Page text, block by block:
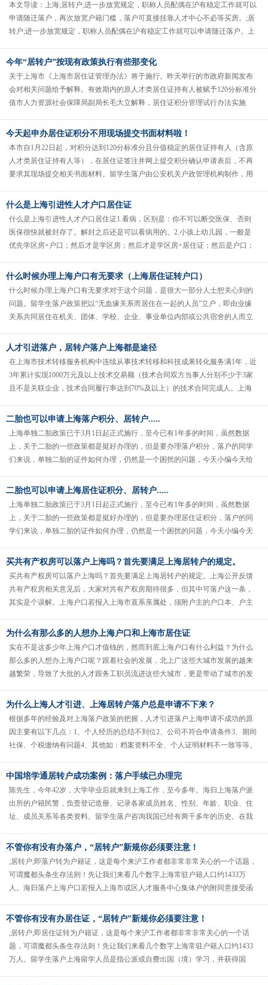
本文导读：上海;居转户;进一步放宽规定，职称人员配偶在沪有稳定工作就可以
申请随迁落户，再次放宽户籍门槛，落户可直接挂靠人才中心不必等买房。;居
转户;进一步放宽规定，职称人员配偶在沪有稳定工作就可以申请随迁落户。上
今年“居转户”按现有政策执行有些那变化
关于上海市《上海市居住证管理办法》将于施行。昨天举行的市政府新闻发布
会对相关问题给予解释。有效期内的原人才类居住证持有人被赋予120分标准分
值市人力资源社会保障局副局长毛大立解释，居住证积分管理试行办法实施
今天起申办居住证积分不用现场提交书面材料啦！
本市自1月22日起，对积分达到120分标准分且分值稳定的居住证持有人（含原
人才类居住证持有人等），在居住证签注并网上提交积分确认申请表后，不再
要求其现场提交相关书面材料。留学生落户由公安机关户政管理机构制作，用
什么是上海引进性人才户口居住证
什么是上海引进性人才户口居住证1.看病，区别是：你不可以断交医保、否则
医保很快就被封存了。解封之后还是可以看病用的。2.小孩上幼儿园，一般是
优先学区房+户口；然后才是学区房；然后才是学区房+居住证；然后是户口；
什么时候办理上海户口有无要求（上海居住证转户口）
什么时候办理上海户口有无要求对于这个问题，是很大一部分人士想关心到的
问题。留学生落户政策把以“无血缘关系而居住在一起的人员”立户，即由业缘
关系共同居住在机关、团体、学校、企业、事业单位内部或公共宿舍的人而立
人才引进落户，居转户落户上海都是途径
在上海市技术转移服务机构中连续从事技术转移和科技成果转化服务满1年，近
3年累计实现1000万元及以上技术交易额（技术合同双方当事人分别不少于3家
且不是关联企业，技术合同履行率达到70%及以上）的技术合同完成人。上海
二胎也可以申请上海落户积分、居转户.....
上海单独二胎政策已于3月1日起正式施行，至今已有1年多的时间，虽然数据
上，关于二胎的一些政策都是挺好办理的，但是要办理落户积分，落户的同学
们来说，单独二胎的证件如何办理，仍然是一个困扰的问题，今天小编今天给
二胎也可以申请上海居住证积分、居转户.....
上海单独二胎政策已于3月1日起正式施行，至今已有1年多的时间，虽然数据
上，关于二胎的一些政策都是挺好办理的，但是要办理居住证积分，落户的同
学们来说，单独二胎的证件如何办理，仍然是一个困扰的问题，今天小编今天
买共有产权房可以落户上海吗？首先要满足上海居转户的规定。
买共有产权房可以落户上海吗？首先要满足上海居转户的规定。上海公开反馈
共有产权房相关意见后，大家对共有产权房期待很多，但其中可落户这一条，
其实是个误解。上海户口若报入上海市直系亲属处，须附户主的户口本、户主
为什么有那么多的人想办上海户口和上海市居住证
实在不是这多少年上海户口才值钱的，然而到底上海户口有什么利益？为什么
那么多的人想办上海户口呢？跟着社会的发展，北上广这些大城市发展的越来
越繁荣，导致了大批的人才跟务工职员流进这些大城市，更是带动了城市的发
为什么上海人才引进、上海居转户落户总是申请不下来？
根据多年的经验及对上海落户政策的把握，人才引进落户上海申请不成功的原
因主要有以下几点：1、个人经历的总结不到位2、公司不符合申请条件3、期间
社保、个税缴纳有问题4、其他如：档案资料不全、个人证明材料不一致等等。
中国培学通居转户成功案例：落户手续已办理完
陈先生，今年42岁，大学毕业后就来到上海工作，至今多年。海归上海落户派
出所的户籍民警，负责登记造册、记录各家成员姓名、性别、年龄、职业、住
址、成员关系等各类资料。留学生落户咨询我国已经有两千多年的历史。在我
不管你有没有办落户，“居转户”新规你必须要注意！
;居转户;即落户转为户籍证，这是每个来沪工作者都非常非常关心的一个话题，
可谓魔都头条生存法则！先让我们来看几个数字上海常驻户籍人口约1433万
人。海归落户上海户口若报入上海市或区人才服务中心集体户的附同意接受函
不管你有没有办居住证，“居转户”新规你必须要注意！
;居转户;即居住证转为户籍证，这是每个来沪工作者都非常非常关心的一个话
题，可谓魔都头条生存法则！先让我们来看几个数字上海常驻户籍人口约1433
万人。留学生落户上海留学人员是指公派或自费出国（境）学习，并获得国